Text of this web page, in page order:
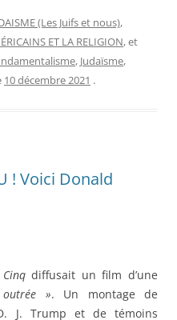
(Les Juifs et nous),
ET LA RELIGION, et
, Judaïsme,
10 décembre 2021 .
! Voici Donald
diffusait un film d’une
outrée ». Un montage de
J. Trump et de témoins